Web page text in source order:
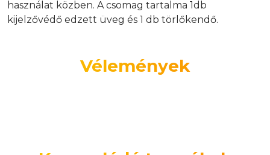
használat közben. A csomag tartalma 1db
kijelzővédő edzett üveg és 1 db törlőkendő.
Vélemények